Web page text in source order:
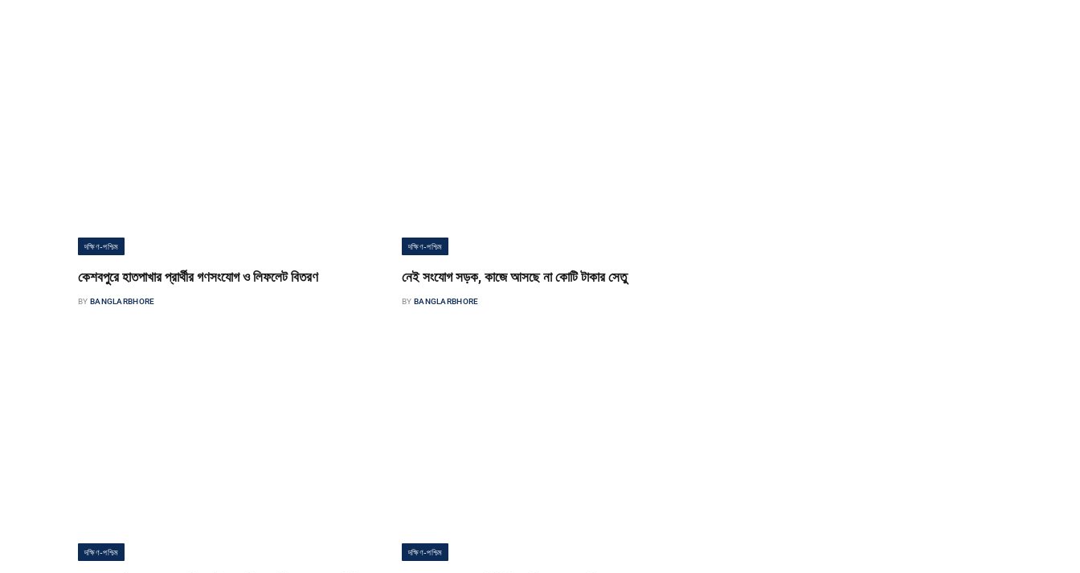
দক্ষিণ-পশ্চিম
কেশবপুরে হাতপাখার প্রার্থীর গণসংযোগ ও লিফলেট বিতরণ
BY BANGLARBHORE
দক্ষিণ-পশ্চিম
নেই সংযোগ সড়ক, কাজে আসছে না কোটি টাকার সেতু
BY BANGLARBHORE
দক্ষিণ-পশ্চিম দক্ষিণ-পশ্চিম